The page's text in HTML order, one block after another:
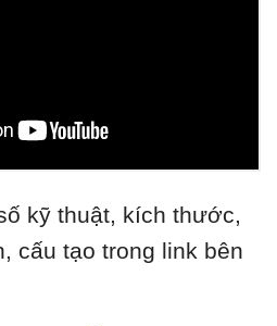
kỹ thuật, kích thước,
cấu tạo trong link bên